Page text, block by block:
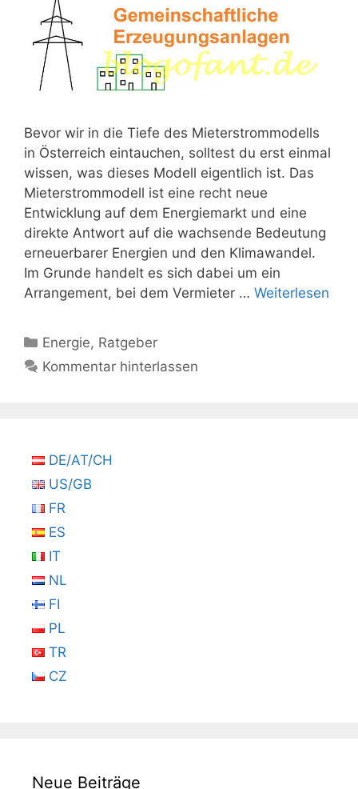
Bevor wir in die Tiefe des Mieterstrommodells
in Österreich eintauchen, solltest du erst einmal
wissen, was dieses Modell eigentlich ist. Das
Mieterstrommodell ist eine recht neue
Entwicklung auf dem Energiemarkt und eine
direkte Antwort auf die wachsende Bedeutung
erneuerbarer Energien und den Klimawandel.
Im Grunde handelt es sich dabei um ein
Arrangement, bei dem Vermieter … Weiterlesen
Kategorien
Energie, Ratgeber
Kommentar hinterlassen
DE/AT/CH
US/GB
FR
ES
IT
NL
FI
PL
TR
CZ
Neue Beiträge